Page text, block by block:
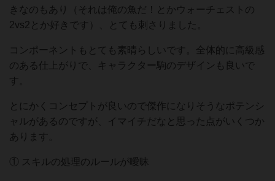
きなのもあり（それは俺の魚だ！とかウォーチェストの
2vs2とか好きです）、とても刺さりました。
コンポーネントもとても素晴らしいです。全体的に高級感
のある仕上がりで、キャラクター駒のデザインも良いで
す。
とにかくコンセプトが良いので傑作になりそうなポテンシ
ャルがあるのですが、イマイチだなと思った点がいくつか
あります。
① スキルの処理のルールが曖昧